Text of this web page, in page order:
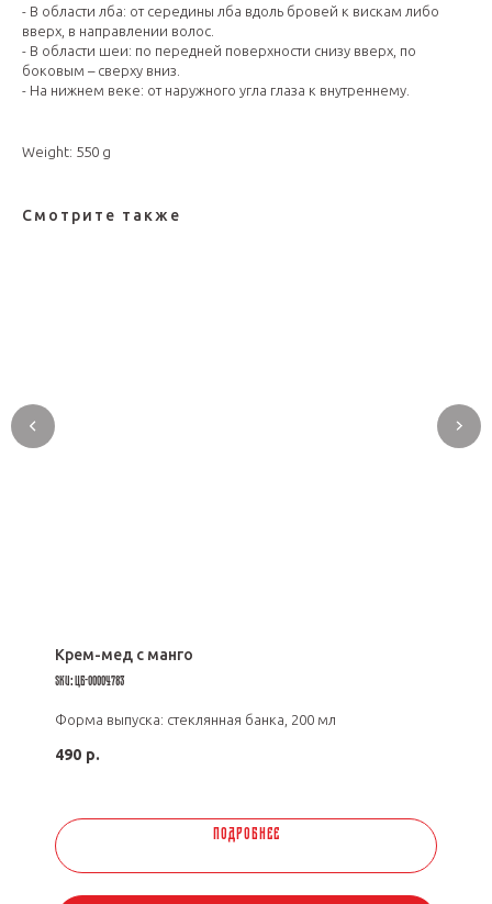
- В области лба: от середины лба вдоль бровей к вискам либо
вверх, в направлении волос.
- В области шеи: по передней поверхности снизу вверх, по
боковым – сверху вниз.
- На нижнем веке: от наружного угла глаза к внутреннему.
Weight: 550 g
Смотрите также
Крем-мед с манго
SKU:ЦБ-00004783
Форма выпуска: стеклянная банка, 200 мл
490 р.
ПОДРОБНЕЕ